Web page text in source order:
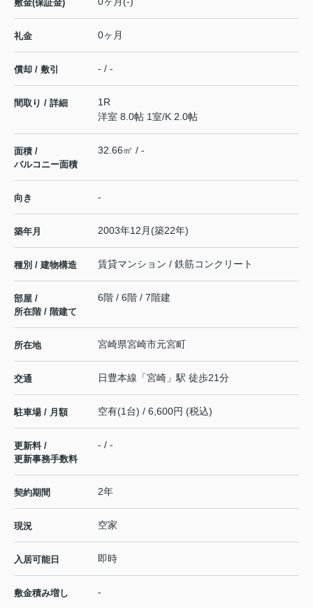
敷金(保証金)
礼金 0ヶ月
償却 / 敷引 - / -
間取り / 詳細
1R
洋室 8.0帖 1室/K 2.0帖
面積 /
バルコニー面積
32.66㎡ / -
向き -
築年月 2003年12月(築22年)
種別 / 建物構造 賃貸マンション / 鉄筋コンクリート
部屋 /
所在階 / 階建て
6階 / 6階 / 7階建
所在地 宮崎県宮崎市元宮町
交通 日豊本線 「宮崎 」駅 徒歩21分
駐車場 / 月額 空有(1台) / 6,600円 (税込)
更新料 /
更新事務手数料
- / -
契約期間 2年
現況 空家
入居可能日 即時
敷金積み増し -